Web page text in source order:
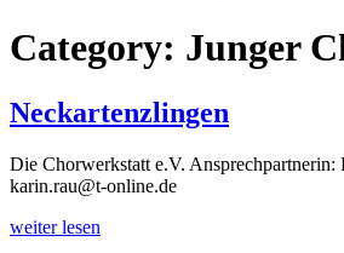
Category: Junger
Neckartenzlingen
Die Chorwerkstatt e.V. Ansprechpartnerin:
karin.rau@t-online.de
weiter lesen